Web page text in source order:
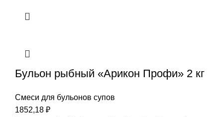
Бульон рыбный «Арикон Профи» 2 кг
Смеси для бульонов супов
1852,18 ₽